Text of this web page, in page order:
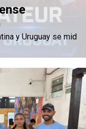
y Uruguay se mid